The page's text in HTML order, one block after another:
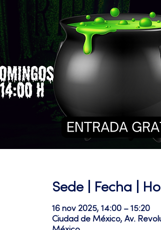
Sede | Fecha |
16 nov 2025, 14:00 – 15:20
Ciudad de México, Av.